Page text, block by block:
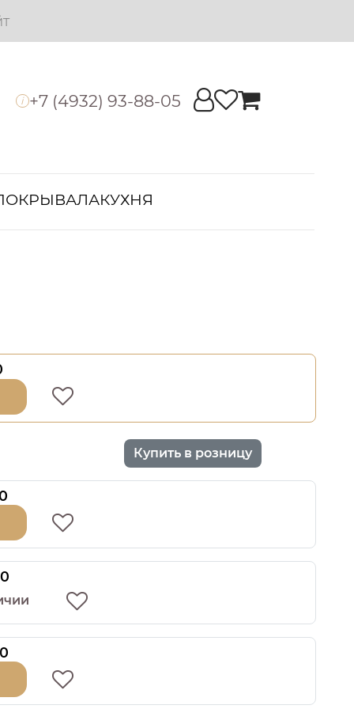
i +7 (4932) 93-88-05
КУХНЯ
Купить в розницу